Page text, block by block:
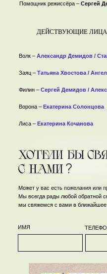
Помощник режиссёра – Сергей
ДЕЙСТВУЮЩИЕ
Волк – Александр Демидов /
Заяц – Татьяна Хвостова /
Филин – Сергей Демидов /
Ворона – Екатерина Солонцова
Лиса – Екатерина Кочанова
Может у вас есть пожелания или
Мы всегда рады любой обратной
мы свяжемся с вами в
ИМЯ